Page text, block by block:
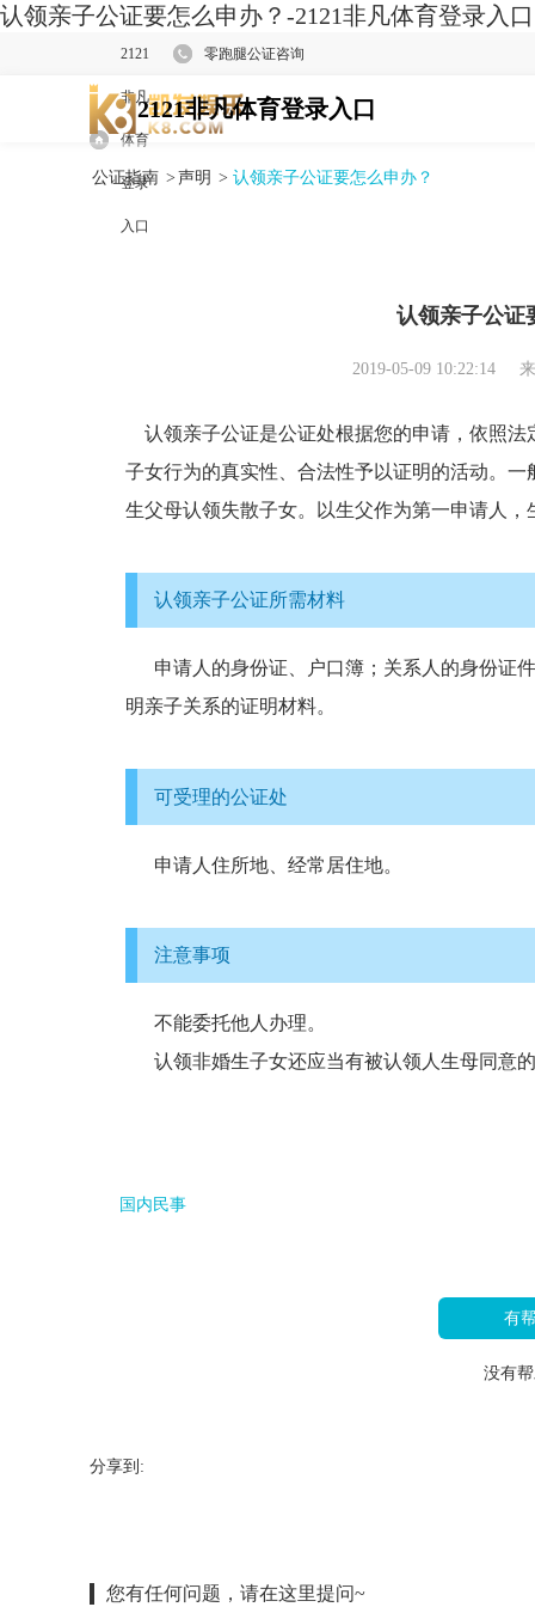
认领亲子公证要怎么申办？-2121非凡体育登录入口
2121
非凡
体育
登录
入口
零跑腿公证咨询
2121非凡体育登录入口
公证指南 > 声明 > 认领亲子公证要怎么申办？
认领亲子公证
2019-05-09 10:22:14
认领亲子公证是公证处根据您的申请，依照法
子女行为的真实性、合法性予以证明的活动。
生父母认领失散子女。以生父作为第一申请人
认领亲子公证所需材料
申请人的身份证、户口簿；关系人的身份证
明亲子关系的证明材料。
可受理的公证处
申请人住所地、经常居住地。
注意事项
不能委托他人办理。
认领非婚生子女还应当有被认领人生母同意
国内民事
有
没有
分享到:
您有任何问题，请在这里提问~